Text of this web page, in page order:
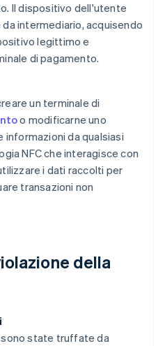
Il dispositivo dell'utente
intermediario, acquisendo
legittimo e
di pagamento.
un terminale di
o modificarne uno
da qualsiasi
NFC che interagisce con
i dati raccolti per
transazioni non
della
sono state truffate da